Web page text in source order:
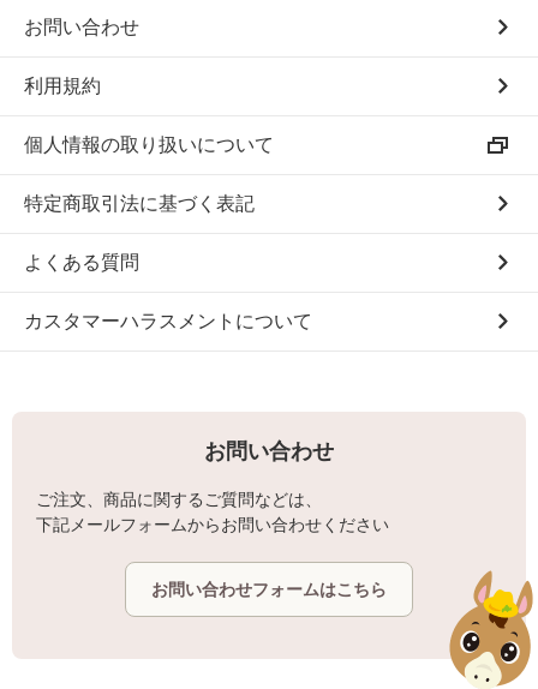
お問い合わせ
利用規約
個人情報の取り扱いについて
特定商取引法に基づく表記
よくある質問
カスタマーハラスメントについて
お問い合わせ
ご注文、商品に関するご質問などは、
下記メールフォームからお問い合わせください
お問い合わせフォームはこちら